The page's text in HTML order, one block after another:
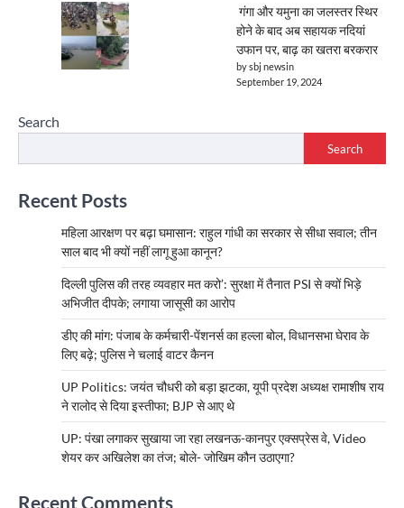
गंगा और यमुना का जलस्तर स्थिर
होने के बाद अब सहायक नदियां
उफान पर, बाढ़ का खतरा बरकरार
by sbj newsin
September 19, 2024
Search
Search
Recent Posts
महिला आरक्षण पर बढ़ा घमासान: राहुल गांधी का सरकार से सीधा सवाल; तीन
साल बाद भी क्यों नहीं लागू हुआ कानून?
दिल्ली पुलिस की तरह व्यवहार मत करो’: सुरक्षा में तैनात PSI से क्यों भिड़े
अभिजीत दीपके; लगाया जासूसी का आरोप
डीए की मांग: पंजाब के कर्मचारी-पेंशनर्स का हल्ला बोल, विधानसभा घेराव के
लिए बढ़े; पुलिस ने चलाई वाटर कैनन
UP Politics: जयंत चौधरी को बड़ा झटका, यूपी प्रदेश अध्यक्ष रामाशीष राय
ने रालोद से दिया इस्तीफा; BJP से आए थे
UP: पंखा लगाकर सुखाया जा रहा लखनऊ-कानपुर एक्सप्रेस वे, Video
शेयर कर अखिलेश का तंज; बोले- जोखिम कौन उठाएगा?
Recent Comments